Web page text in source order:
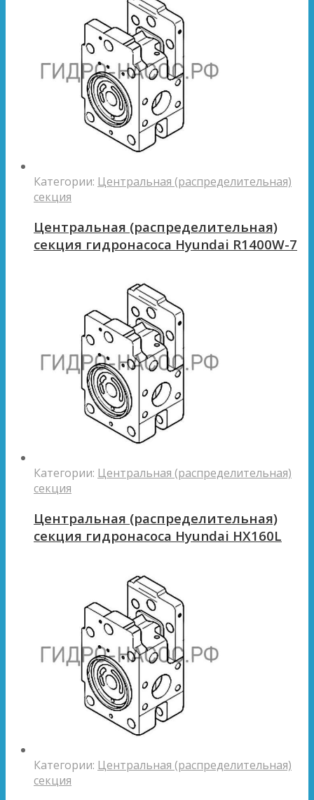
Категории: Центральная (распределительная)
секция
Центральная (распределительная)
секция гидронасоса Hyundai R1400W-7
Категории: Центральная (распределительная)
секция
Центральная (распределительная)
секция гидронасоса Hyundai HX160L
Категории: Центральная (распределительная)
секция